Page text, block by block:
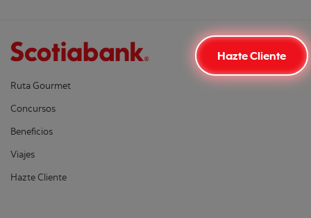
Hazte Cliente
Ruta Gourmet
Concursos
Beneficios
Viajes
Hazte Cliente